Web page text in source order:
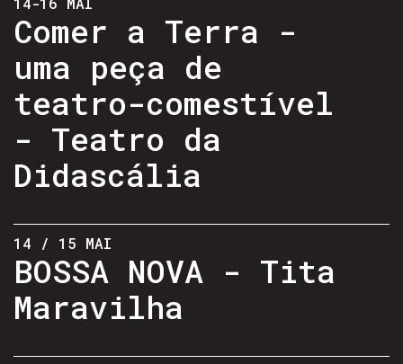
Comer a Terra -
uma peça de
teatro-comestível
- Teatro da
Didascália
14 / 15 MAI
BOSSA NOVA - Tita
Maravilha